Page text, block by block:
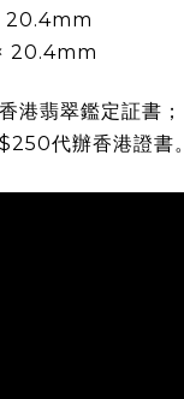
20.4mm
20.4mm
港翡翠鑑定証書；
代辦香港證書。